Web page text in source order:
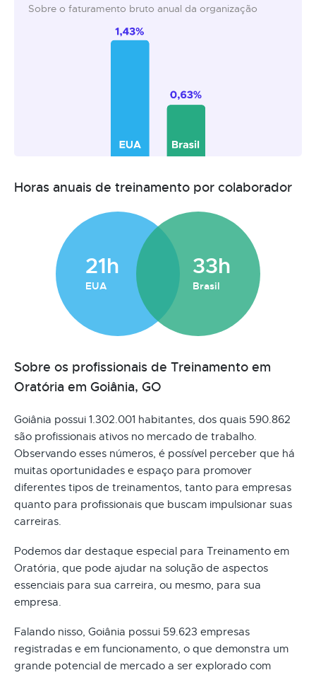
Sobre o faturamento bruto anual da organização
Horas anuais de treinamento por colaborador
21h
EUA
33h
Brasil
Sobre os profissionais de Treinamento em
Oratória em Goiânia, GO
Goiânia possui 1.302.001 habitantes, dos quais 590.862
são profissionais ativos no mercado de trabalho.
Observando esses números, é possível perceber que há
muitas oportunidades e espaço para promover
diferentes tipos de treinamentos, tanto para empresas
quanto para profissionais que buscam impulsionar suas
carreiras.
Podemos dar destaque especial para Treinamento em
Oratória, que pode ajudar na solução de aspectos
essenciais para sua carreira, ou mesmo, para sua
empresa.
Falando nisso, Goiânia possui 59.623 empresas
registradas e em funcionamento, o que demonstra um
grande potencial de mercado a ser explorado com